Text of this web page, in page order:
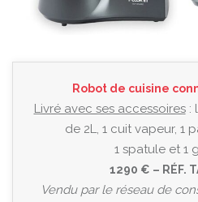
Robot de cuisine
Livré avec ses accessoires:
de 2L, 1 cuit vapeur, 1
1 spatule et 1
1290 € – RÉF.
Vendu par le réseau de